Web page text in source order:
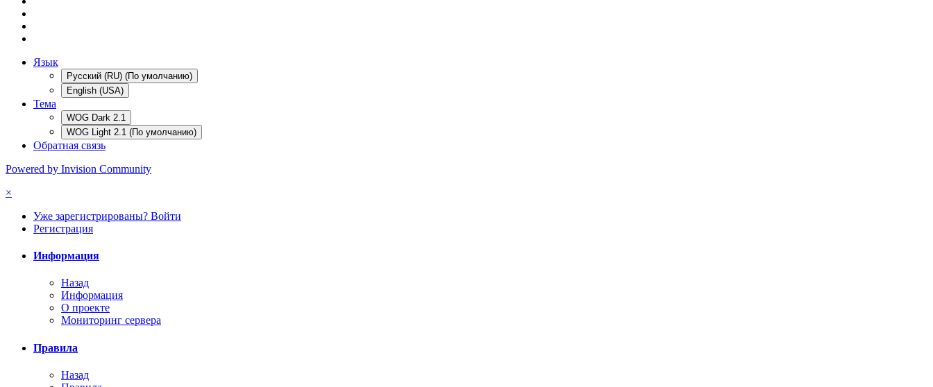
Язык
Русский (RU) (По умолчанию)
English (USA)
Тема
WOG Dark 2.1
WOG Light 2.1 (По умолчанию)
Обратная связь
Powered by Invision Community
×
Уже зарегистрированы? Войти
Регистрация
Информация
Назад
Информация
О проекте
Мониторинг сервера
Правила
Назад